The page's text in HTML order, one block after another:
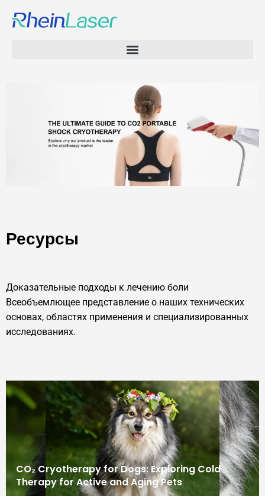
Ресурсы
Доказательные подходы к лечению боли
Всеобъемлющее представление о наших технических
основах, областях применения и специализированных
исследованиях.
CO₂ Cryotherapy for Dogs: Exploring Cold
Therapy for Active and Aging Pets